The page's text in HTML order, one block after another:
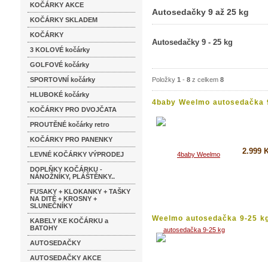
KOČÁRKY AKCE
KOČÁRKY SKLADEM
KOČÁRKY
3 KOLOVÉ kočárky
GOLFOVÉ kočárky
SPORTOVNÍ kočárky
HLUBOKÉ kočárky
KOČÁRKY PRO DVOJČATA
PROUTĚNÉ kočárky retro
KOČÁRKY PRO PANENKY
LEVNÉ KOČÁRKY VÝPRODEJ
DOPLŇKY KOČÁRKU -
NÁNOŽNÍKY, PLÁŠTĚNKY..
FUSAKY + KLOKANKY + TAŠKY
NA DITĚ + KROSNY +
SLUNEČNÍKY
KABELY KE KOČÁRKU a
BATOHY
AUTOSEDAČKY
AUTOSEDAČKY AKCE
Autosedačky 9 až 25 kg
Autosedačky 9 - 25 kg
Položky 1 - 8 z celkem 8
4baby Weelmo autosedačka
2.999
Weelmo autosedačka 9-25
green...